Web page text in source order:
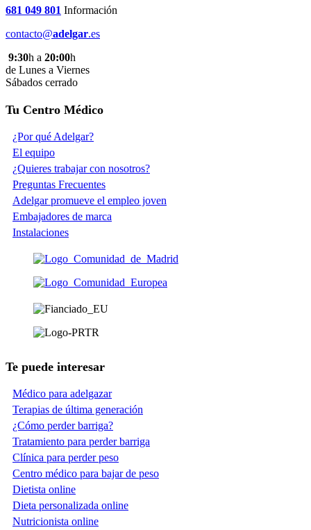
681 049 801 Información
contacto@adelgar.es
9:30h a 20:00h
de Lunes a Viernes
Sábados cerrado
Tu Centro Médico
¿Por qué Adelgar?
El equipo
¿Quieres trabajar con nosotros?
Preguntas Frecuentes
Adelgar promueve el empleo joven
Embajadores de marca
Instalaciones
Te puede interesar
Médico para adelgazar
Terapias de última generación
¿Cómo perder barriga?
Tratamiento para perder barriga
Clínica para perder peso
Centro médico para bajar de peso
Dietista online
Dieta personalizada online
Nutricionista online